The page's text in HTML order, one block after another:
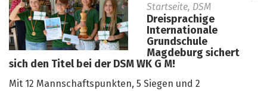
Startseite, DSM
Dreisprachige
Internationale
Grundschule
Magdeburg sichert
sich den Titel bei der DSM WK G M!
Mit 12 Mannschaftspunkten, 5 Siegen und 2